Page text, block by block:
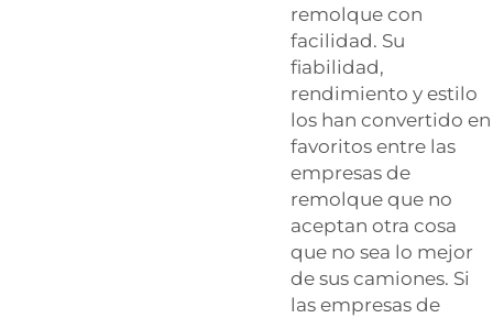
remolque con
facilidad. Su
fiabilidad,
rendimiento y estilo
los han convertido en
favoritos entre las
empresas de
remolque que no
aceptan otra cosa
que no sea lo mejor
de sus camiones. Si
las empresas de